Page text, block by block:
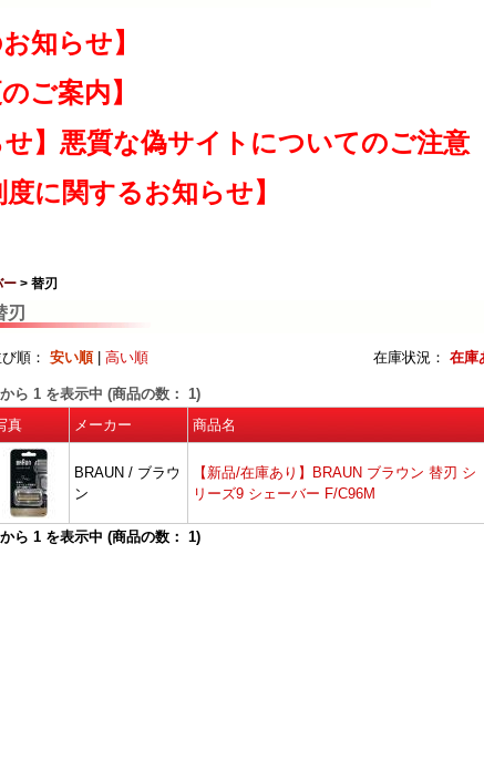
知らせ】
ご案内】
せ】悪質な偽サイトについてのご注意
度に関するお知らせ】
ー > 替刃
刃
順： 安い順| 高い順 在庫状況： 在庫
から 1 を表示中 (商品の数： 1)
真
メーカー 商品名
BRAUN / ブラウ
ン
【新品/在庫あり】BRAUN ブラウン 替刃 シ
リーズ9 シェーバー F/C96M
から 1 を表示中 (商品の数： 1)